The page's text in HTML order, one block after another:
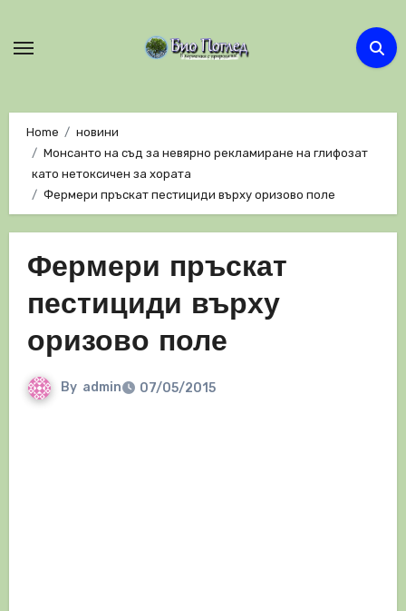
Home
новини
Монсанто на съд за невярно рекламиране на глифозат
като нетоксичен за хората
Фермери пръскат пестициди върху оризово поле
Фермери пръскат
пестициди върху
оризово поле
By admin 07/05/2015